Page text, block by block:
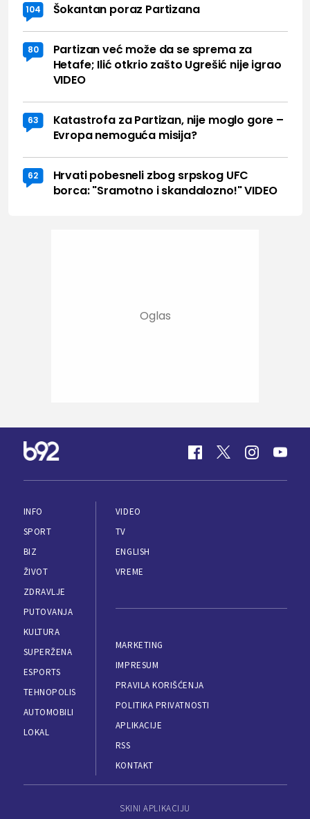
104 Šokantan poraz Partizana
80
Partizan već može da se sprema za
Hetafe; Ilić otkrio zašto Ugrešić nije igrao
VIDEO
63
Katastrofa za Partizan, nije moglo gore –
Evropa nemoguća misija?
62
Hrvati pobesneli zbog srpskog UFC
borca: "Sramotno i skandalozno!" VIDEO
INFO
SPORT
BIZ
ŽIVOT
ZDRAVLJE
PUTOVANJA
KULTURA
SUPERŽENA
ESPORTS
TEHNOPOLIS
AUTOMOBILI
LOKAL
VIDEO
TV
ENGLISH
VREME
MARKETING
IMPRESUM
PRAVILA KORIŠĆENJA
POLITIKA PRIVATNOSTI
APLIKACIJE
RSS
KONTAKT
SKINI APLIKACIJU